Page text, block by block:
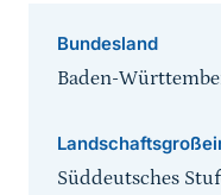
Bundesland
Baden-
Süddeutsches